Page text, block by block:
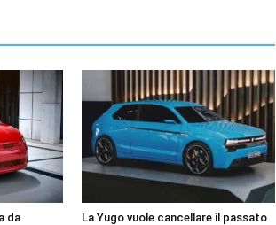
da
La Yugo vuole cancellare il passato